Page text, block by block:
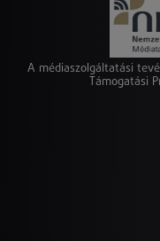
A médiaszolgáltatási
Támogatási